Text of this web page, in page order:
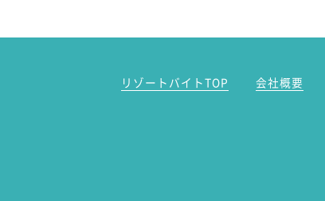
リゾートバイトTOP 会社概要